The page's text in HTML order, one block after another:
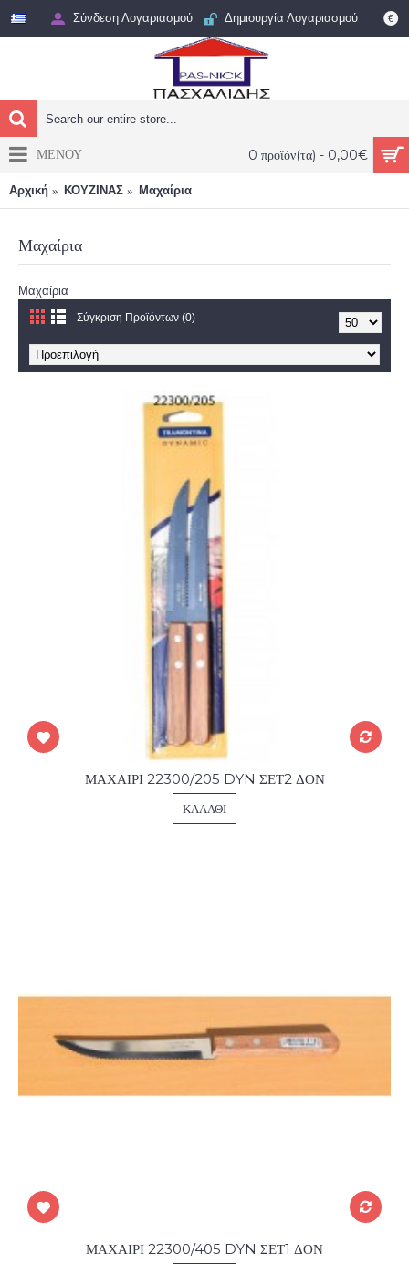
€
Σύνδεση Λογαριασμού Δημιουργία Λογαριασμού
0 προϊόν(τα) - 0,00€
ΜΕΝΟΥ
Αρχική ΚΟΥΖΙΝΑΣ Μαχαίρια
Μαχαίρια
Μαχαίρια
Σύγκριση Προϊόντων (0)
ΜΑΧΑΙΡΙ 22300/205 DYN ΣΕΤ2 ΔΟΝ
ΚΑΛΆΘΙ
ΜΑΧΑΙΡΙ 22300/405 DYN ΣΕΤ1 ΔΟΝ